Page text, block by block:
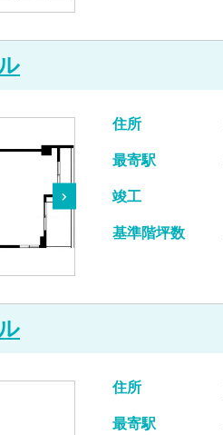
住所
最寄駅
竣工
基準階坪数
住所
最寄駅